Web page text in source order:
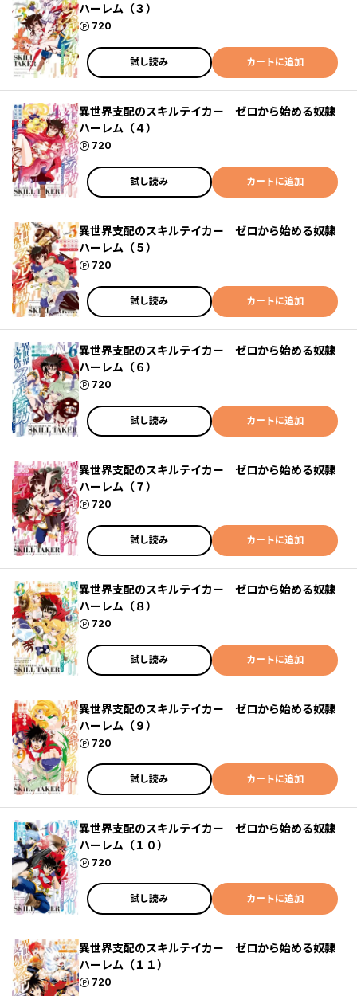
ハーレム（３）
720
ポイント
試し読み カートに追加
異世界支配のスキルテイカー ゼロから始める奴隷
ハーレム（４）
720
ポイント
試し読み カートに追加
異世界支配のスキルテイカー ゼロから始める奴隷
ハーレム（５）
720
ポイント
試し読み カートに追加
異世界支配のスキルテイカー ゼロから始める奴隷
ハーレム（６）
720
ポイント
試し読み カートに追加
異世界支配のスキルテイカー ゼロから始める奴隷
ハーレム（７）
720
ポイント
試し読み カートに追加
異世界支配のスキルテイカー ゼロから始める奴隷
ハーレム（８）
720
ポイント
試し読み カートに追加
異世界支配のスキルテイカー ゼロから始める奴隷
ハーレム（９）
720
ポイント
試し読み カートに追加
異世界支配のスキルテイカー ゼロから始める奴隷
ハーレム（１０）
720
ポイント
試し読み カートに追加
異世界支配のスキルテイカー ゼロから始める奴隷
ハーレム（１１）
720
ポイント